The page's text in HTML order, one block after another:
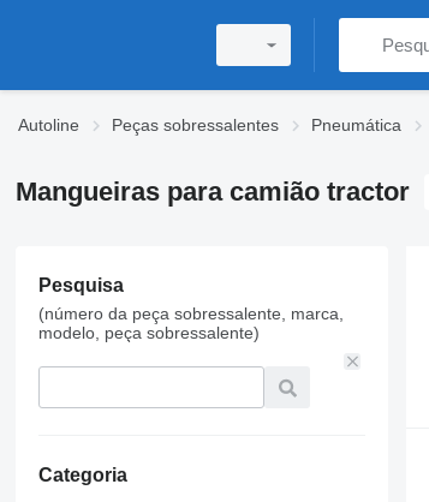
Autoline Peças sobressalentes Pneumática
Mangueiras para camião tractor
Pesquisa
(número da peça sobressalente, marca,
modelo, peça sobressalente)
Categoria